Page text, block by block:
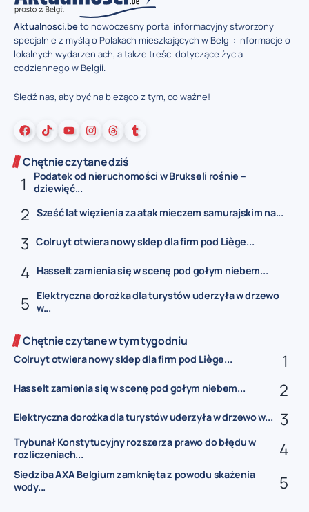
Aktualnosci.beto nowoczesny portal informacyjny stworzony
specjalnie z myślą o Polakach mieszkających w Belgii: informacje o
lokalnych wydarzeniach, a także treści dotyczące życia
codziennego w Belgii.
Śledź nas, aby być na bieżąco z tym, co ważne!
Chętnie czytane dziś
Podatek od nieruchomości w Brukseli rośnie –
dziewięć...
Sześć lat więzienia za atak mieczem samurajskim na...
Colruyt otwiera nowy sklep dla firm pod Liège...
Hasselt zamienia się w scenę pod gołym niebem...
Elektryczna dorożka dla turystów uderzyła w drzewo
w...
Chętnie czytane w tym tygodniu
Colruyt otwiera nowy sklep dla firm pod Liège...
Hasselt zamienia się w scenę pod gołym niebem...
Elektryczna dorożka dla turystów uderzyła w drzewo w...
Trybunał Konstytucyjny rozszerza prawo do błędu w
rozliczeniach...
Siedziba AXA Belgium zamknięta z powodu skażenia
wody...